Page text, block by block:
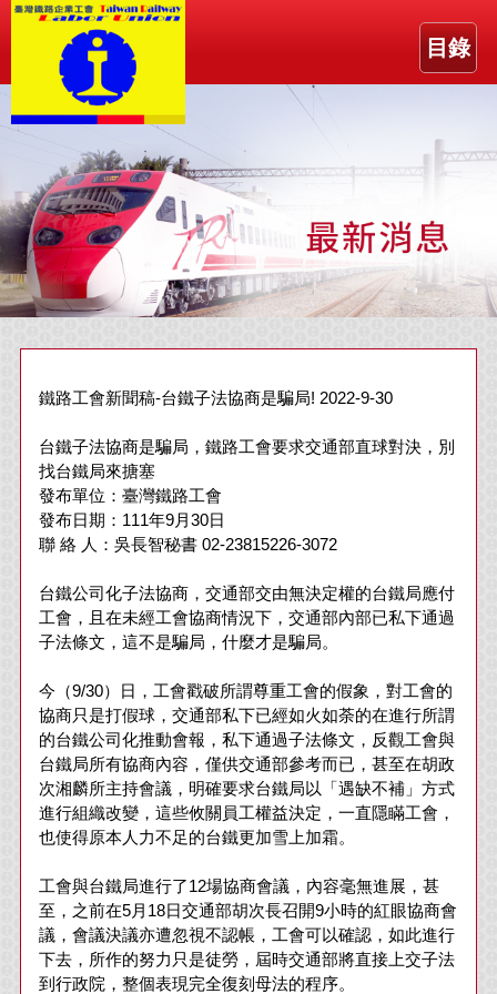
目錄
鐵路工會新聞稿-台鐵子法協商是騙局! 2022-9-30
台鐵子法協商是騙局，鐵路工會要求交通部直球對決，別
找台鐵局來搪塞
發布單位：臺灣鐵路工會
發布日期：111年9月30日
聯 絡 人：吳長智秘書 02-23815226-3072
台鐵公司化子法協商，交通部交由無決定權的台鐵局應付
工會，且在未經工會協商情況下，交通部內部已私下通過
子法條文，這不是騙局，什麼才是騙局。
今（9/30）日，工會戳破所謂尊重工會的假象，對工會的
協商只是打假球，交通部私下已經如火如荼的在進行所謂
的台鐵公司化推動會報，私下通過子法條文，反觀工會與
台鐵局所有協商內容，僅供交通部參考而已，甚至在胡政
次湘麟所主持會議，明確要求台鐵局以「遇缺不補」方式
進行組織改變，這些攸關員工權益決定，一直隱瞞工會，
也使得原本人力不足的台鐵更加雪上加霜。
工會與台鐵局進行了12場協商會議，內容毫無進展，甚
至，之前在5月18日交通部胡次長召開9小時的紅眼協商會
議，會議決議亦遭忽視不認帳，工會可以確認，如此進行
下去，所作的努力只是徒勞，屆時交通部將直接上交子法
到行政院，整個表現完全復刻母法的程序。